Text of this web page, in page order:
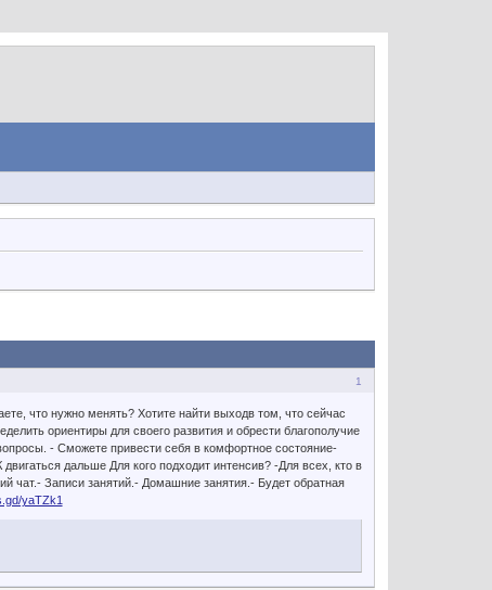
1
что нужно менять? Хотите найти выходв том, что сейчас
ориентиры для своего развития и обрести благополучие
- Сможете привести себя в комфортное состояние-
дальше Для кого подходит интенсив? -Для всех, кто в
Записи занятий.- Домашние занятия.- Будет обратная
yaTZk1